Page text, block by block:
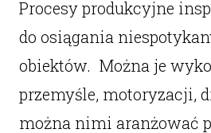
Procesy produkcyjne
do osiągania
obiektów. Można je
przemyśle, motoryzacji,
można nimi aranżować